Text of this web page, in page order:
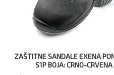
ZAŠTITNE SANDALE EXENA
S1P BOJA: CRNO-CRVENA